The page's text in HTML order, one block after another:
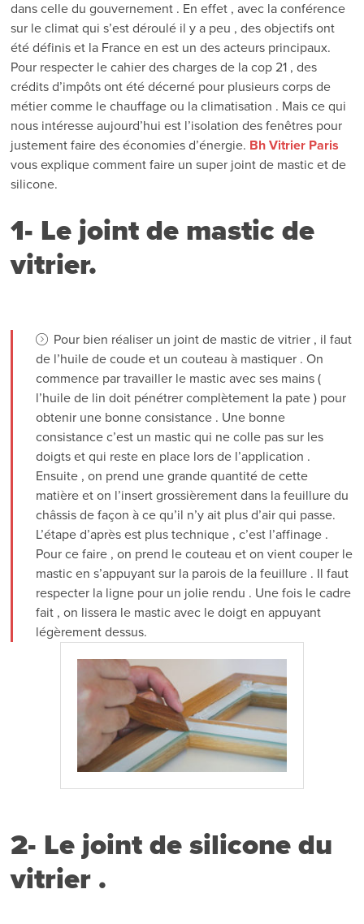
dans celle du gouvernement . En effet , avec la conférence
sur le climat qui s’est déroulé il y a peu , des objectifs ont
été définis et la France en est un des acteurs principaux.
Pour respecter le cahier des charges de la cop 21 , des
crédits d’impôts ont été décerné pour plusieurs corps de
métier comme le chauffage ou la climatisation . Mais ce qui
nous intéresse aujourd’hui est l’isolation des fenêtres pour
justement faire des économies d’énergie. Bh Vitrier Paris
vous explique comment faire un super joint de mastic et de
silicone.
1- Le joint de mastic de
vitrier.
Pour bien réaliser un joint de mastic de vitrier , il faut
de l’huile de coude et un couteau à mastiquer . On
commence par travailler le mastic avec ses mains (
l’huile de lin doit pénétrer complètement la pate ) pour
obtenir une bonne consistance . Une bonne
consistance c’est un mastic qui ne colle pas sur les
doigts et qui reste en place lors de l’application .
Ensuite , on prend une grande quantité de cette
matière et on l’insert grossièrement dans la feuillure du
châssis de façon à ce qu’il n’y ait plus d’air qui passe.
L’étape d’après est plus technique , c’est l’affinage .
Pour ce faire , on prend le couteau et on vient couper le
mastic en s’appuyant sur la parois de la feuillure . Il faut
respecter la ligne pour un jolie rendu . Une fois le cadre
fait , on lissera le mastic avec le doigt en appuyant
légèrement dessus.
2- Le joint de silicone du
vitrier .